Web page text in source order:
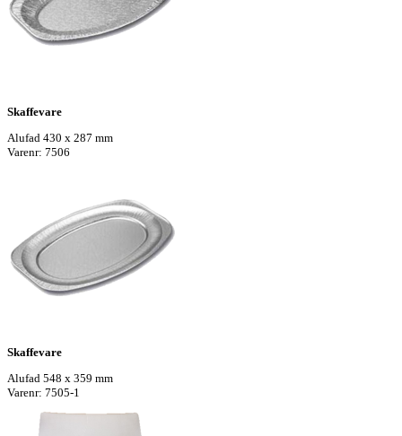
Skaffevare
Alufad 430 x 287 mm
Varenr: 7506
Skaffevare
Alufad 548 x 359 mm
Varenr: 7505-1